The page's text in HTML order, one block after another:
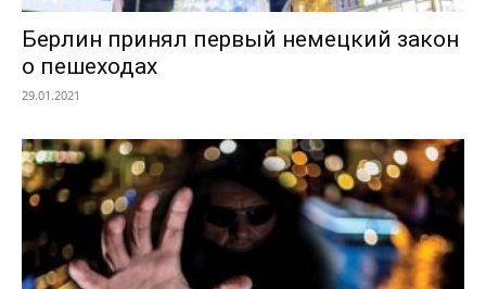
Берлин принял первый немецкий закон
о пешеходах
29.01.2021